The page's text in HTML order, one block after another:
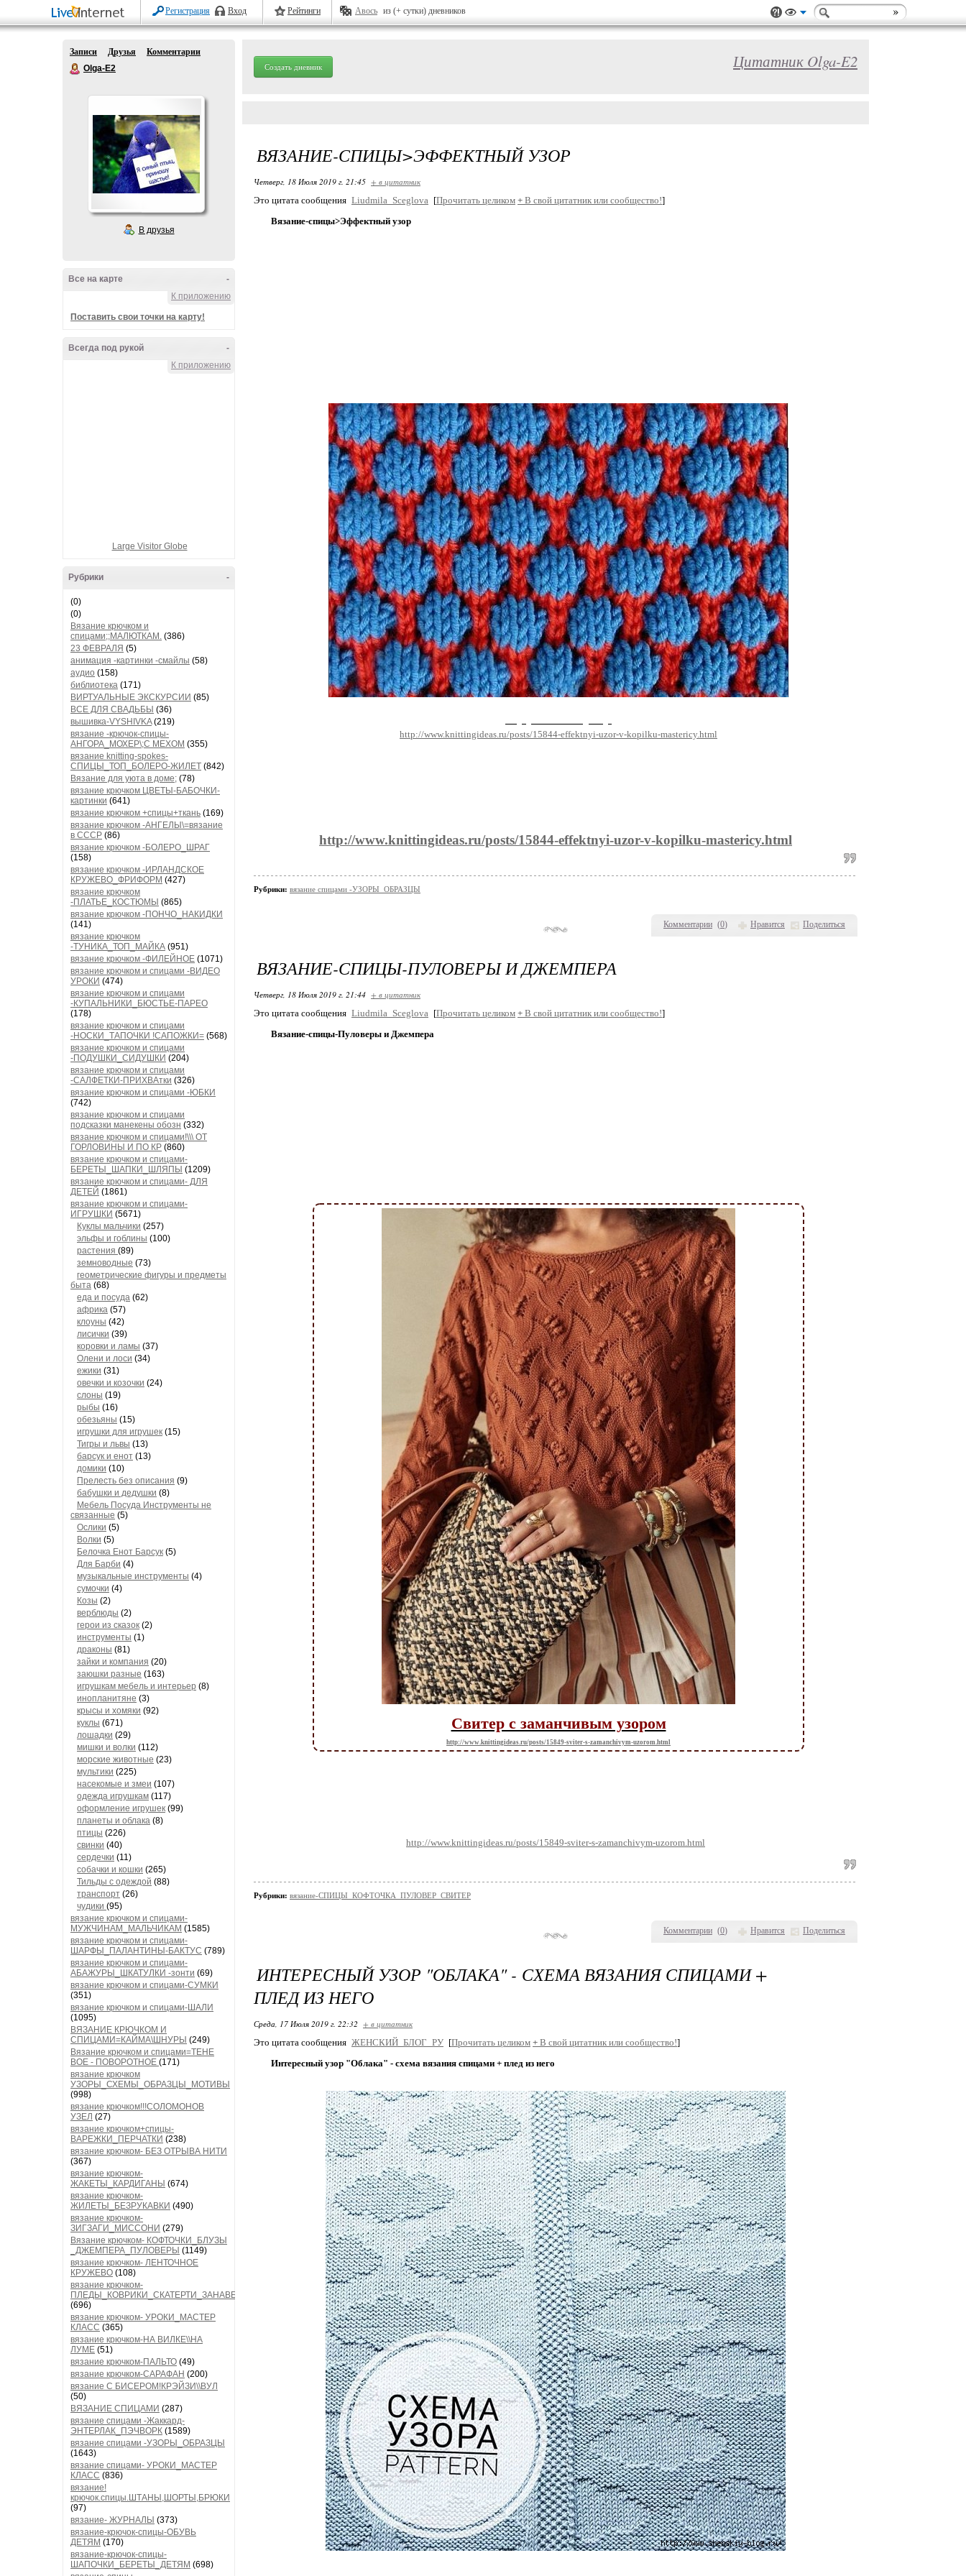
Регистрация Вход Рейтинги Авось из (+ сутки) дневников
Записи Друзья
Комментарии
Olga-E2
В друзья
-
Все на карте
К приложению
Поставить свои точки на карту!
-
Всегда под рукой
К приложению
Large Visitor Globe
-
Рубрики
(0)
(0)
Вязание крючком и
спицами;;МАЛЮТКАМ. (386)
23 ФЕВРАЛЯ (5)
анимация -картинки -смайлы (58)
аудио (158)
библиотека (171)
ВИРТУАЛЬНЫЕ ЭКСКУРСИИ (85)
ВСЕ ДЛЯ СВАДЬБЫ (36)
вышивка-VYSHIVKA(219)
вязание -крючок-спицы-
АНГОРА_МОХЕР\;С МЕХОМ (355)
вязание knitting-spokes-
СПИЦЫ_ТОП_БОЛЕРО-ЖИЛЕТ (842)
Вязание для уюта в доме; (78)
вязание крючком ЦВЕТЫ-БАБОЧКИ-
картинки (641)
вязание крючком +спицы+ткань (169)
вязание крючком -АНГЕЛЫ\=вязание
в СССР (86)
вязание крючком -БОЛЕРО_ШРАГ
(158)
вязание крючком -ИРЛАНДСКОЕ
КРУЖЕВО_ФРИФОРМ (427)
вязание крючком
-ПЛАТЬЕ_КОСТЮМЫ (865)
вязание крючком -ПОНЧО_НАКИДКИ
(141)
вязание крючком
-ТУНИКА_ТОП_МАЙКА (951)
вязание крючком -ФИЛЕЙНОЕ (1071)
вязание крючком и спицами -ВИДЕО
УРОКИ (474)
вязание крючком и спицами
-КУПАЛЬНИКИ_БЮСТЬЕ-ПАРЕО
(178)
вязание крючком и спицами
-НОСКИ_ТАПОЧКИ !САПОЖКИ= (568)
вязание крючком и спицами
-ПОДУШКИ_СИДУШКИ (204)
вязание крючком и спицами
-САЛФЕТКИ-ПРИХВАтки (326)
вязание крючком и спицами -ЮБКИ
(742)
вязание крючком и спицами
подсказки манекены обозн (332)
вязание крючком и спицами!\\\ ОТ
ГОРЛОВИНЫ И ПО КР (860)
вязание крючком и спицами-
БЕРЕТЫ_ШАПКИ_ШЛЯПЫ (1209)
вязание крючком и спицами- ДЛЯ
ДЕТЕЙ (1861)
вязание крючком и спицами-
ИГРУШКИ (5671)
Куклы мальчики (257)
эльфы и гоблины (100)
растения (89)
земноводные (73)
геометрические фигуры и предметы
быта (68)
еда и посуда (62)
африка (57)
клоуны (42)
лисички (39)
коровки и ламы (37)
Олени и лоси (34)
ежики (31)
овечки и козочки (24)
слоны (19)
рыбы (16)
обезьяны (15)
игрушки для игрушек (15)
Тигры и львы (13)
барсук и енот (13)
домики (10)
Прелесть без описания (9)
бабушки и дедушки (8)
Мебель Посуда Инструменты не
связанные (5)
Ослики (5)
Волки (5)
Белочка Енот Барсук (5)
Для Барби (4)
музыкальные инструменты (4)
сумочки (4)
Козы (2)
верблюды (2)
герои из сказок (2)
инструменты (1)
драконы (81)
зайки и компания (20)
заюшки разные (163)
игрушкам мебель и интерьер (8)
инопланитяне (3)
крысы и хомяки (92)
куклы (671)
лошадки (29)
мишки и волки (112)
морские животные (23)
мультики (225)
насекомые и змеи (107)
одежда игрушкам (117)
оформление игрушек (99)
планеты и облака (8)
птицы (226)
свинки (40)
сердечки (11)
собачки и кошки (265)
Тильды с одеждой (88)
транспорт (26)
чудики (95)
вязание крючком и спицами-
МУЖЧИНАМ_МАЛЬЧИКАМ (1585)
вязание крючком и спицами-
ШАРФЫ_ПАЛАНТИНЫ-БАКТУС (789)
вязание крючком и спицами-
АБАЖУРЫ_ШКАТУЛКИ -зонти (69)
вязание крючком и спицами-СУМКИ
(351)
вязание крючком и спицами-ШАЛИ
(1095)
ВЯЗАНИЕ КРЮЧКОМ И
СПИЦАМИ=КАЙМА\ШНУРЫ (249)
Вязание крючком и спицами=ТЕНЕ
ВОЕ - ПОВОРОТНОЕ (171)
вязание крючком
УЗОРЫ_СХЕМЫ_ОБРАЗЦЫ_МОТИВЫ
(998)
вязание крючком!!!СОЛОМОНОВ
УЗЕЛ (27)
вязание крючком+спицы-
ВАРЕЖКИ_ПЕРЧАТКИ (238)
вязание крючком- БЕЗ ОТРЫВА НИТИ
(367)
вязание крючком-
ЖАКЕТЫ_КАРДИГАНЫ (674)
вязание крючком-
ЖИЛЕТЫ_БЕЗРУКАВКИ (490)
вязание крючком-
ЗИГЗАГИ_МИССОНИ (279)
Вязание крючком- КОФТОЧКИ_БЛУЗЫ
_ДЖЕМПЕРА_ПУЛОВЕРЫ (1149)
вязание крючком- ЛЕНТОЧНОЕ
КРУЖЕВО (108)
вязание крючком-
ПЛЕДЫ_КОВРИКИ_СКАТЕРТИ_ЗАНАВЕСКИ
(696)
вязание крючком- УРОКИ_МАСТЕР
КЛАСС (365)
вязание крючком-НА ВИЛКЕ\\НА
ЛУМЕ (51)
вязание крючком-ПАЛЬТО (49)
вязание крючком-САРАФАН (200)
вязание С БИСЕРОМ!КРЭЙЗИ\\ВУЛ
(50)
ВЯЗАНИЕ СПИЦАМИ (287)
вязание спицами -Жаккард-
ЭНТЕРЛАК_ПЭЧВОРК (1589)
вязание спицами -УЗОРЫ_ОБРАЗЦЫ
(1643)
вязание спицами- УРОКИ_МАСТЕР
КЛАСС (836)
вязание!
крючок.спицы.ШТАНЫ,ШОРТЫ,БРЮКИ
(97)
вязание- ЖУРНАЛЫ (373)
вязание-крючок-спицы-ОБУВЬ
ДЕТЯМ (170)
вязание-крючок-спицы-
ШАПОЧКИ_БЕРЕТЫ_ДЕТЯМ (698)
Создать дневник Цитатник Olga-E2
Комментарии (0) Нравится Поделиться
ВЯЗАНИЕ-СПИЦЫ>ЭФФЕКТНЫЙ УЗОР
Четверг, 18 Июля 2019 г. 21:45 + в цитатник
Это цитата сообщения Liudmila_Sceglova [Прочитать целиком + В свой цитатник или сообщество!]
Вязание-спицы>Эффектный узор
http://www.knittingideas.ru/posts/15844-effektnyi-uzor-v-kopilku-mastericy.html
http://www.knittingideas.ru/posts/15844-effektnyi-uzor-v-kopilku-mastericy.html
Рубрики: вязание спицами -УЗОРЫ_ОБРАЗЦЫ
Комментарии (0) Нравится Поделиться
ВЯЗАНИЕ-СПИЦЫ-ПУЛОВЕРЫ И ДЖЕМПЕРА
Четверг, 18 Июля 2019 г. 21:44 + в цитатник
Это цитата сообщения Liudmila_Sceglova [Прочитать целиком + В свой цитатник или сообщество!]
Вязание-спицы-Пуловеры и Джемпера
Свитер с заманчивым узором
http://www.knittingideas.ru/posts/15849-sviter-s-zamanchivym-uzorom.html
http://www.knittingideas.ru/posts/15849-sviter-s-zamanchivym-uzorom.html
Рубрики: вязание-СПИЦЫ_КОФТОЧКА_ПУЛОВЕР_СВИТЕР
ИНТЕРЕСНЫЙ УЗОР "ОБЛАКА" - СХЕМА ВЯЗАНИЯ СПИЦАМИ +
ПЛЕД ИЗ НЕГО
Среда, 17 Июля 2019 г. 22:32 + в цитатник
Это цитата сообщения ЖЕНСКИЙ_БЛОГ_РУ [Прочитать целиком + В свой цитатник или сообщество!]
Интересный узор "Облака" - схема вязания спицами + плед из него